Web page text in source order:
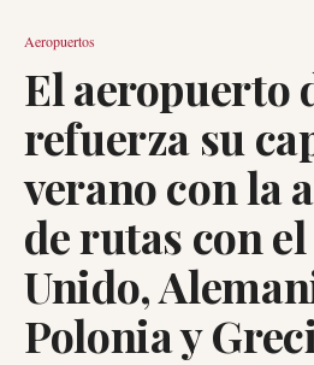
Aeropuertos
El aeropuerto
refuerza su
verano con la
de rutas con
Unido,
Polonia y